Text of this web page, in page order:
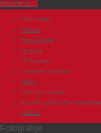
Read More →
SMS Poruke
Webmail
Youtube kanal
Facebook
TV Program
Vremenska prognoza
Arhiva
Vaše priče i prilozi
Dunović poslao važno
U-20/22
Fotografije